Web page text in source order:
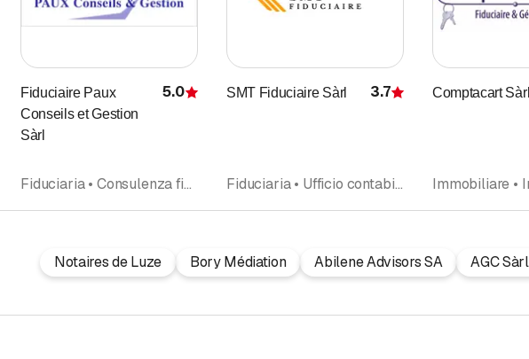
Recensione
Fiduciaire Paux
Conseils et Gestion
Sàrl
Recensione
5.0
Fiduciaria • Consulenza fiscale • Ufficio contabile • Consulenza aziendale • Domiciliazione
SMT Fiduciaire Sàrl Recensione
3.7
Fiduciaria • Ufficio contabile • Consulenza fiscale • Consulenza aziendale
Comptacart Sàrl
Notaires de Luze Bory Médiation Abilene Advisors SA AGC Sàrl